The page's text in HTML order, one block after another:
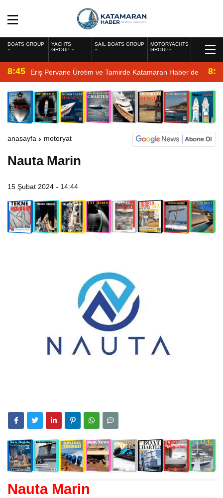
BOATS GROUP
YACHTS
GROUP
SAIL BOATS GROUP
MOTORYACHTS
GROUP
8:45 Eriş Pervane Üretim ve Tamirde Katamaran Haber’de
anasayfa motoryat
Nauta Marin
15 Şubat 2024 - 14:44
Nauta Marin